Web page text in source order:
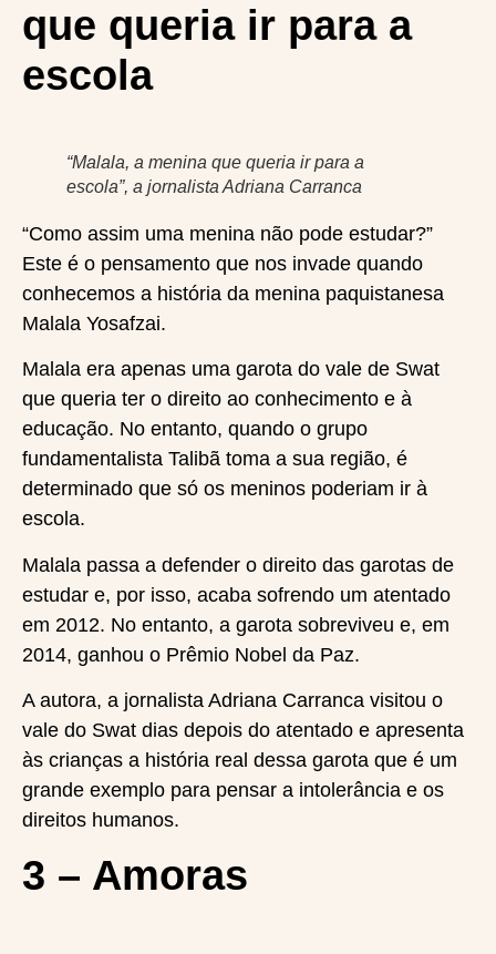
que queria ir para a
escola
“Malala, a menina que queria ir para a
escola”, a jornalista Adriana Carranca
“Como assim uma menina não pode estudar?”
Este é o pensamento que nos invade quando
conhecemos a história da menina paquistanesa
Malala Yosafzai.
Malala era apenas uma garota do vale de Swat
que queria ter o direito ao conhecimento e à
educação. No entanto, quando o grupo
fundamentalista Talibã toma a sua região, é
determinado que só os meninos poderiam ir à
escola.
Malala passa a defender o direito das garotas de
estudar e, por isso, acaba sofrendo um atentado
em 2012. No entanto, a garota sobreviveu e, em
2014, ganhou o Prêmio Nobel da Paz.
A autora, a jornalista Adriana Carranca visitou o
vale do Swat dias depois do atentado e apresenta
às crianças a história real dessa garota que é um
grande exemplo para pensar a intolerância e os
direitos humanos.
3 – Amoras